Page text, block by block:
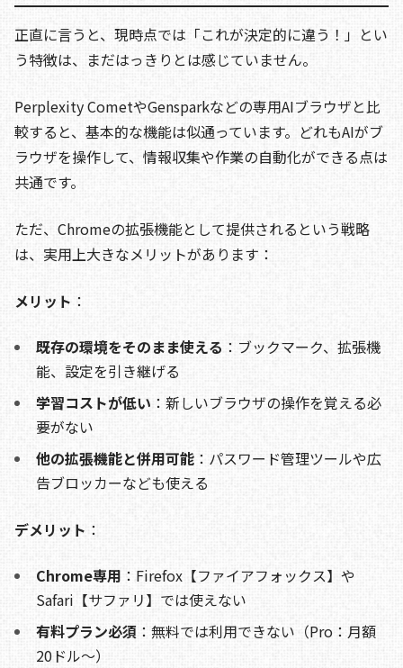
正直に言うと、現時点では「これが決定的に違う！」とい
う特徴は、まだはっきりとは感じていません。
Perplexity CometやGensparkなどの専用AIブラウザと比
較すると、基本的な機能は似通っています。どれもAIがブ
ラウザを操作して、情報収集や作業の自動化ができる点は
共通です。
ただ、Chromeの拡張機能として提供されるという戦略
は、実用上大きなメリットがあります：
メリット ：
既存の環境をそのまま使える ：ブックマーク、拡張機
能、設定を引き継げる
学習コストが低い ：新しいブラウザの操作を覚える必
要がない
他の拡張機能と併用可能 ：パスワード管理ツールや広
告ブロッカーなども使える
デメリット ：
Chrome専用 ：Firefox【ファイアフォックス】や
Safari【サファリ】では使えない
有料プラン必須 ：無料では利用できない（Pro：月額
20ドル〜）